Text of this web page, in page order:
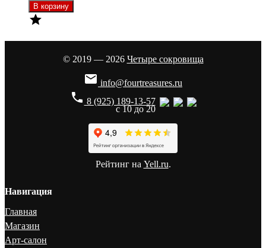

© 2019 — 2026 Четыре сокровища
 info@fourtreasures.ru
phone 8 (925) 189-13-57
с 10 до 20
Рейтинг на Yell.ru.
Навигация
Главная
Магазин
Арт-салон